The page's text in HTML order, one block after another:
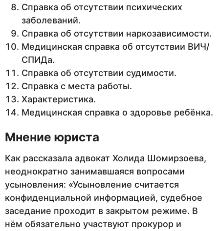
Справка об отсутствии психических
заболеваний.
Справка об отсутствии наркозависимости.
Медицинская справка об отсутствии ВИЧ/
СПИДа.
Справка об отсутствии судимости.
Справка с места работы.
Характеристика.
Медицинская справка о здоровье ребёнка.
Мнение юриста
Как рассказала адвокат Холида Шомирзоева,
неоднократно занимавшаяся вопросами
усыновления: «Усыновление считается
конфиденциальной информацией, судебное
заседание проходит в закрытом режиме. В
нём обязательно участвуют прокурор и